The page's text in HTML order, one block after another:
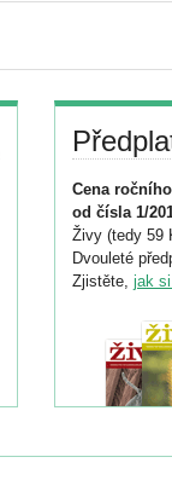
Cena
od čísla 1/
Živy (tedy 59
Dvouleté
Zjistěte, jak